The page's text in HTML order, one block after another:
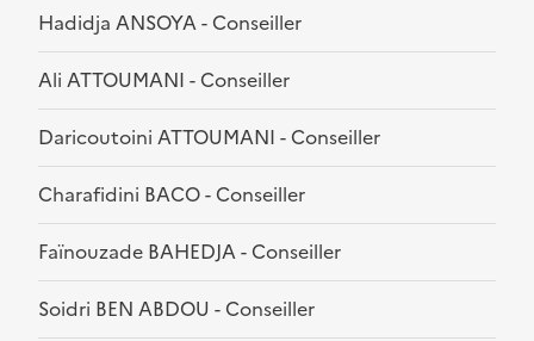
Hadidja ANSOYA - Conseiller
Ali ATTOUMANI - Conseiller
Daricoutoini ATTOUMANI - Conseiller
Charafidini BACO - Conseiller
Faïnouzade BAHEDJA - Conseiller
Soidri BEN ABDOU - Conseiller